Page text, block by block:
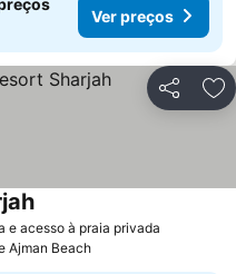
Ver preços
Partilhar
e acesso à praia privada
Ajman Beach